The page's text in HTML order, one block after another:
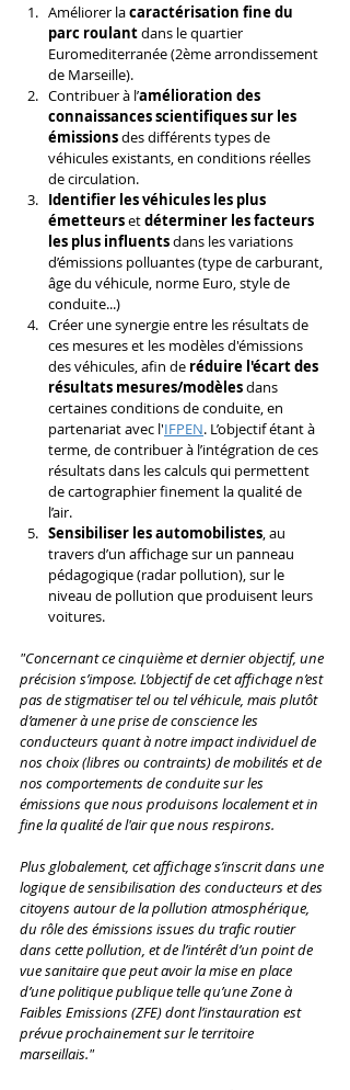
Améliorer la caractérisation fine du
parc roulant dans le quartier
Euromediterranée (2ème arrondissement
de Marseille).
Contribuer à l’amélioration des
connaissances scientifiques sur les
émissions des différents types de
véhicules existants, en conditions réelles
de circulation.
Identifier les véhicules les plus
émetteurs et déterminer les facteurs
les plus influents dans les variations
d’émissions polluantes (type de carburant,
âge du véhicule, norme Euro, style de
conduite...)
Créer une synergie entre les résultats de
ces mesures et les modèles d'émissions
des véhicules, afin de réduire l'écart des
résultats mesures/modèles dans
certaines conditions de conduite, en
partenariat avec l'IFPEN. L’objectif étant à
terme, de contribuer à l’intégration de ces
résultats dans les calculs qui permettent
de cartographier finement la qualité de
l’air.
Sensibiliser les automobilistes, au
travers d’un affichage sur un panneau
pédagogique (radar pollution), sur le
niveau de pollution que produisent leurs
voitures.
"Concernant ce cinquième et dernier objectif, une
précision s’impose. L’objectif de cet affichage n’est
pas de stigmatiser tel ou tel véhicule, mais plutôt
d’amener à une prise de conscience les
conducteurs quant à notre impact individuel de
nos choix (libres ou contraints) de mobilités et de
nos comportements de conduite sur les
émissions que nous produisons localement et in
fine la qualité de l'air que nous respirons.
Plus globalement, cet affichage s’inscrit dans une
logique de sensibilisation des conducteurs et des
citoyens autour de la pollution atmosphérique,
du rôle des émissions issues du trafic routier
dans cette pollution, et de l’intérêt d’un point de
vue sanitaire que peut avoir la mise en place
d’une politique publique telle qu’une Zone à
Faibles Emissions (ZFE) dont l’instauration est
prévue prochainement sur le territoire
marseillais."